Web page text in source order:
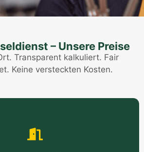
– Unsere Preise
Transparent kalkuliert. Fair
Keine versteckten Kosten.